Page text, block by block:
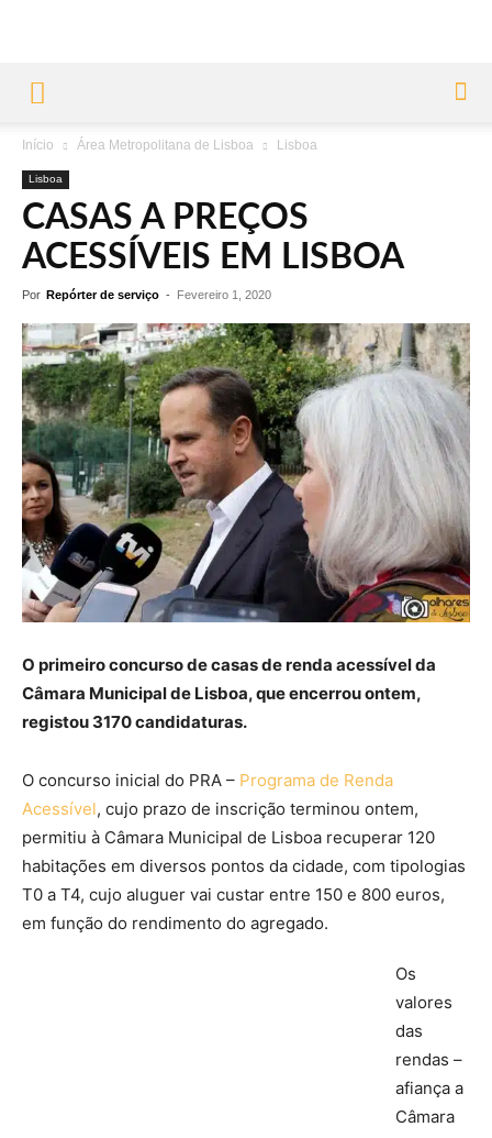
Início Área Metropolitana de Lisboa Lisboa
Lisboa
CASAS A PREÇOS
ACESSÍVEIS EM LISBOA
Por Repórter de serviço - Fevereiro 1, 2020
O primeiro concurso de casas de renda acessível da
Câmara Municipal de Lisboa, que encerrou ontem,
registou 3170 candidaturas.
O concurso inicial do PRA – Programa de Renda
Acessível, cujo prazo de inscrição terminou ontem,
permitiu à Câmara Municipal de Lisboa recuperar 120
habitações em diversos pontos da cidade, com tipologias
T0 a T4, cujo aluguer vai custar entre 150 e 800 euros,
em função do rendimento do agregado.
Os
valores
das
rendas –
afiança a
Câmara